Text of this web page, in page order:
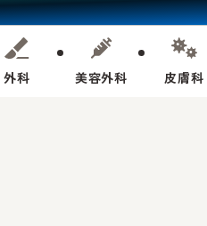
外科 美容外科 皮膚科